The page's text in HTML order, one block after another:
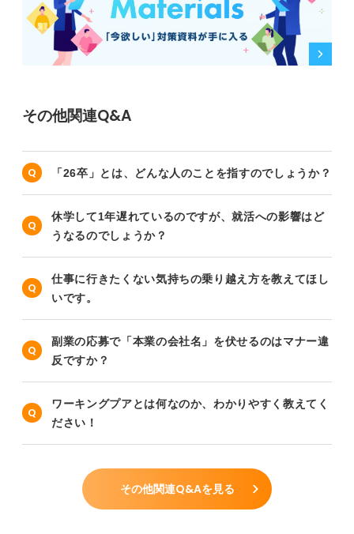
その他関連Q&A
「26卒」とは、どんな人のことを指すのでしょうか？
休学して1年遅れているのですが、就活への影響はど
うなるのでしょうか？
仕事に行きたくない気持ちの乗り越え方を教えてほし
いです。
副業の応募で「本業の会社名」を伏せるのはマナー違
反ですか？
ワーキングプアとは何なのか、わかりやすく教えてく
ださい！
その他関連Q&Aを見る